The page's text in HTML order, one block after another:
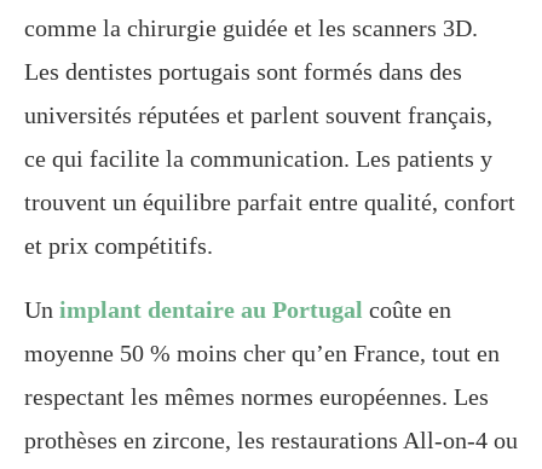
comme la chirurgie guidée et les scanners 3D.
Les dentistes portugais sont formés dans des
universités réputées et parlent souvent français,
ce qui facilite la communication. Les patients y
trouvent un équilibre parfait entre qualité, confort
et prix compétitifs.
Un implant dentaire au Portugal coûte en
moyenne 50 % moins cher qu’en France, tout en
respectant les mêmes normes européennes. Les
prothèses en zircone, les restaurations All-on-4 ou